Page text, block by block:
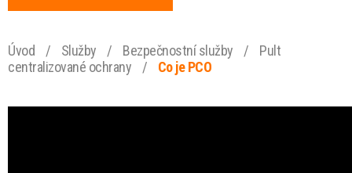
Úvod / Služby / Bezpečnostní služby /
Pult
centralizované ochrany
/ Co je PCO